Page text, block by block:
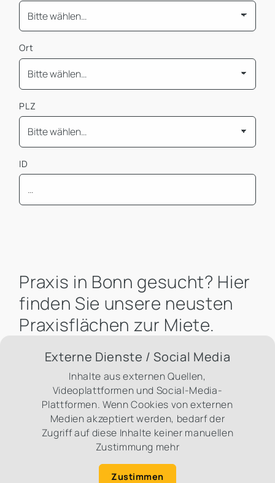
Ort
PLZ
ID
Praxis in Bonn gesucht? Hier
finden Sie unsere neusten
Praxisflächen zur Miete.
Externe Dienste / Social Media
Inhalte aus externen Quellen,
Videoplattformen und Social-Media-
Plattformen. Wenn Cookies von externen
Medien akzeptiert werden, bedarf der
Zugriff auf diese Inhalte keiner manuellen
Zustimmung mehr
Zustimmen